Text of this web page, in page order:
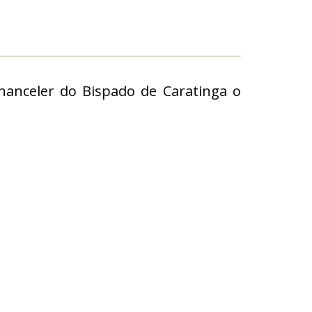
do Bispado de Caratinga o